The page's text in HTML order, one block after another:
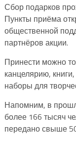
Сбор подарков
Пункты приёма
общественной
партнёров акции.
Принести можно
канцелярию,
наборы для
Напомним, в
более 166 тысяч
передано свыше